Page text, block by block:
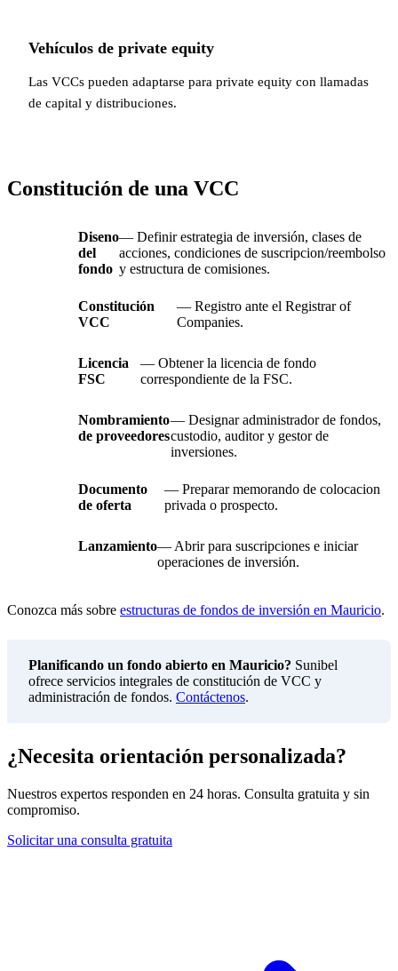
Vehículos de private equity
Las VCCs pueden adaptarse para private equity con llamadas
de capital y distribuciones.
Constitución de una VCC
Diseno
del
fondo
— Definir estrategia de inversión, clases de
acciones, condiciones de suscripcion/reembolso
y estructura de comisiones.
Constitución
VCC
— Registro ante el Registrar of
Companies.
Licencia
FSC
— Obtener la licencia de fondo
correspondiente de la FSC.
Nombramiento
de proveedores
— Designar administrador de fondos,
custodio, auditor y gestor de
inversiones.
Documento
de oferta
— Preparar memorando de colocacion
privada o prospecto.
Lanzamiento— Abrir para suscripciones e iniciar
operaciones de inversión.
Conozca más sobre estructuras de fondos de inversión en Mauricio.
Planificando un fondo abierto en Mauricio? Sunibel
ofrece servicios integrales de constitución de VCC y
administración de fondos. Contáctenos.
¿Necesita orientación personalizada?
Nuestros expertos responden en 24 horas. Consulta gratuita y sin
compromiso.
Solicitar una consulta gratuita